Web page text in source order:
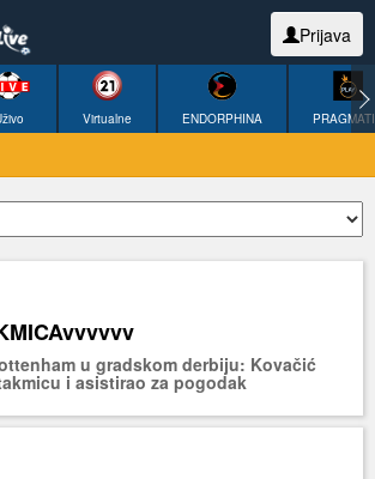
Prijava
Virtualne ENDORPHINA
u gradskom derbiju: Kovačić
i asistirao za pogodak